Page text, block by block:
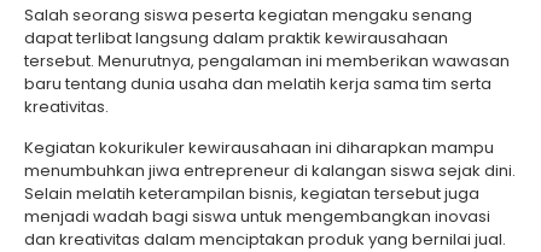
Salah seorang siswa peserta kegiatan mengaku senang
dapat terlibat langsung dalam praktik kewirausahaan
tersebut. Menurutnya, pengalaman ini memberikan wawasan
baru tentang dunia usaha dan melatih kerja sama tim serta
kreativitas.
Kegiatan kokurikuler kewirausahaan ini diharapkan mampu
menumbuhkan jiwa entrepreneur di kalangan siswa sejak dini.
Selain melatih keterampilan bisnis, kegiatan tersebut juga
menjadi wadah bagi siswa untuk mengembangkan inovasi
dan kreativitas dalam menciptakan produk yang bernilai jual.